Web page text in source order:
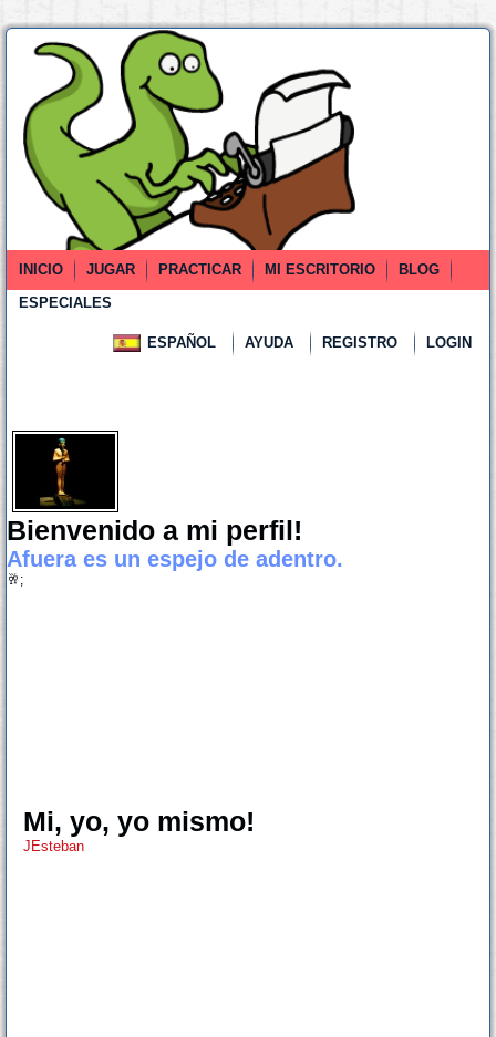
INICIO JUGAR PRACTICAR MI ESCRITORIO
BLOG
ESPECIALES
ESPAÑOL AYUDA REGISTRO LOGIN
Bienvenido a mi perfil!
Afuera es un espejo de adentro.
🥂;
Mi, yo, yo mismo!
JEsteban